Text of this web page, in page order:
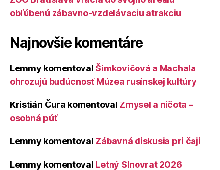
obľúbenú zábavno-vzdelávaciu atrakciu
Najnovšie komentáre
Lemmy komentoval Šimkovičová a Machala
ohrozujú budúcnosť Múzea rusínskej kultúry
Kristián Čura komentoval Zmysel a ničota –
osobná púť
Lemmy komentoval Zábavná diskusia pri čaji
Lemmy komentoval Letný Slnovrat 2026